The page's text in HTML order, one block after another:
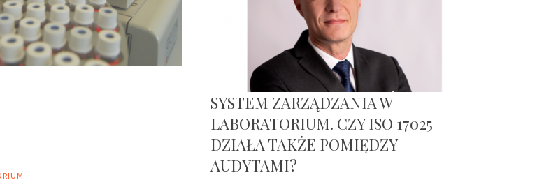
SYSTEM ZARZĄDZANIA W
LABORATORIUM. CZY ISO 17025
DZIAŁA TAKŻE POMIĘDZY
AUDYTAMI?